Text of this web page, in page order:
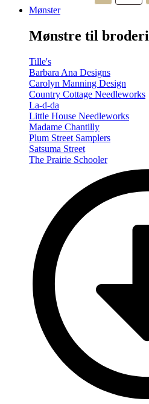
Seasons
(Volume
Mønster
Mønstre til broderi
Tille's
Barbara Ana Designs
Carolyn Manning Design
Country Cottage Needleworks
La-d-da
Little House Needleworks
Madame Chantilly
Plum Street Samplers
Satsuma Street
The Prairie Schooler